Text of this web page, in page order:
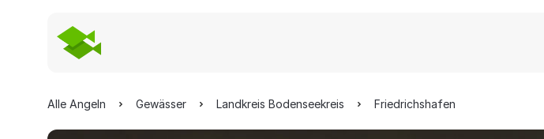
Alle Angeln Gewässer Landkreis Bodenseekreis Friedrichshafen